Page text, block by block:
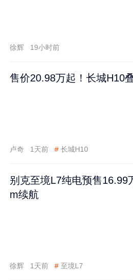
徐辉 19小时前
售价20.98万起！长城H10
卢奇 1天前 # 长城H10
别克至境L7纯电预售16.99
m续航
徐辉 1天前 # 至境L7